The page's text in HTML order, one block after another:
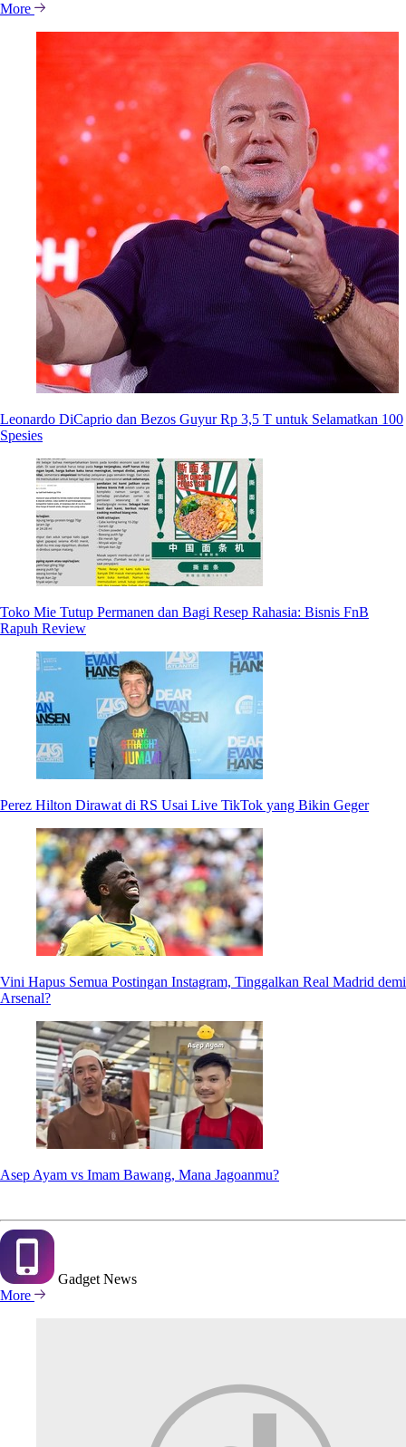
More
Leonardo DiCaprio dan Bezos Guyur Rp 3,5 T untuk Selamatkan 100
Spesies
Toko Mie Tutup Permanen dan Bagi Resep Rahasia: Bisnis FnB
Rapuh Review
Perez Hilton Dirawat di RS Usai Live TikTok yang Bikin Geger
Vini Hapus Semua Postingan Instagram, Tinggalkan Real Madrid demi
Arsenal?
Asep Ayam vs Imam Bawang, Mana Jagoanmu?
GadgetNews
More